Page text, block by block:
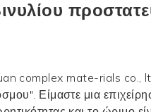
complex mate-rials co.,
Είμαστε μια